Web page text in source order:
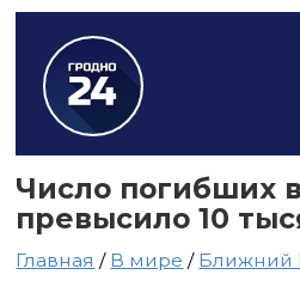
Число погибших
превысило 10
Главная / В мире / Ближний